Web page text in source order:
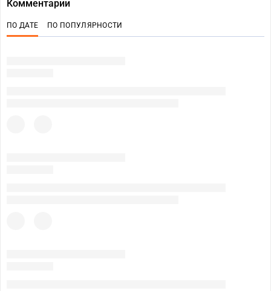
Комментарии
ПО ДАТЕ ПО ПОПУЛЯРНОСТИ